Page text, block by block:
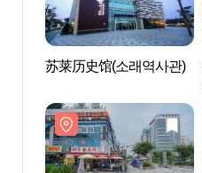
苏莱历史馆(소래역사관)